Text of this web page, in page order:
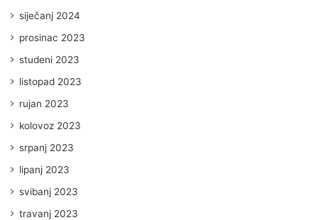
siječanj 2024
prosinac 2023
studeni 2023
listopad 2023
rujan 2023
kolovoz 2023
srpanj 2023
lipanj 2023
svibanj 2023
travanj 2023